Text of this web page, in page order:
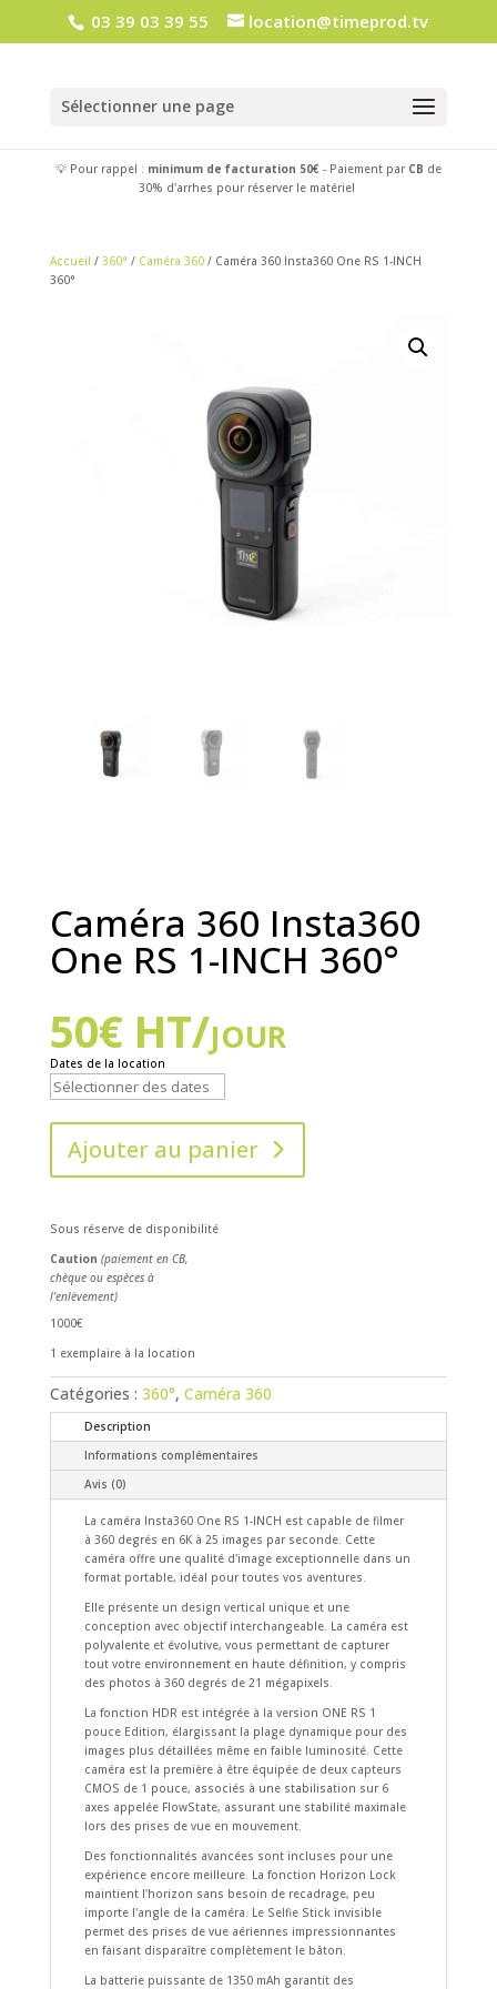
03 39 03 39 55 location@timeprod.tv
Sélectionner une page
💡 Pour rappel : minimum de facturation 50€ - Paiement par CB de
30% d'arrhes pour réserver le matériel
Accueil / 360° / Caméra 360/ Caméra 360 Insta360 One RS 1-INCH
360°
Caméra 360 Insta360
One RS 1-INCH 360°
50€HT/jour
Dates de la location
Ajouter au panier
Sous réserve de disponibilité
Caution (paiement en CB,
chèque ou espèces à
l'enlèvement)
1000€
1 exemplaire à la location
Catégories : 360°, Caméra 360
Description
Informations complémentaires
Avis (0)
La caméra Insta360 One RS 1-INCH est capable de filmer
à 360 degrés en 6K à 25 images par seconde. Cette
caméra offre une qualité d'image exceptionnelle dans un
format portable, idéal pour toutes vos aventures.
Elle présente un design vertical unique et une
conception avec objectif interchangeable. La caméra est
polyvalente et évolutive, vous permettant de capturer
tout votre environnement en haute définition, y compris
des photos à 360 degrés de 21 mégapixels.
La fonction HDR est intégrée à la version ONE RS 1
pouce Edition, élargissant la plage dynamique pour des
images plus détaillées même en faible luminosité. Cette
caméra est la première à être équipée de deux capteurs
CMOS de 1 pouce, associés à une stabilisation sur 6
axes appelée FlowState, assurant une stabilité maximale
lors des prises de vue en mouvement.
Des fonctionnalités avancées sont incluses pour une
expérience encore meilleure. La fonction Horizon Lock
maintient l'horizon sans besoin de recadrage, peu
importe l'angle de la caméra. Le Selfie Stick invisible
permet des prises de vue aériennes impressionnantes
en faisant disparaître complètement le bâton.
La batterie puissante de 1350 mAh garantit des